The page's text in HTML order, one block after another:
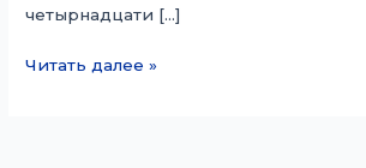
четырнадцати […]
Оригинальный
Читать далее »